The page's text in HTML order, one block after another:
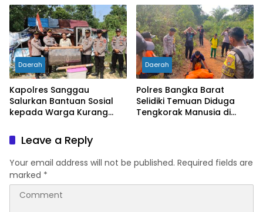
Putih
Daerah
Kapolres Sanggau
Salurkan Bantuan Sosial
kepada Warga Kurang
Wujud Nyata Kepedulian
Polri Hadir untuk
Masyarakat
Daerah
Polres Bangka Barat
Selidiki Temuan Diduga
Tengkorak Manusia di
Leave a Reply
Your email address will not be published. Required fields are
marked *